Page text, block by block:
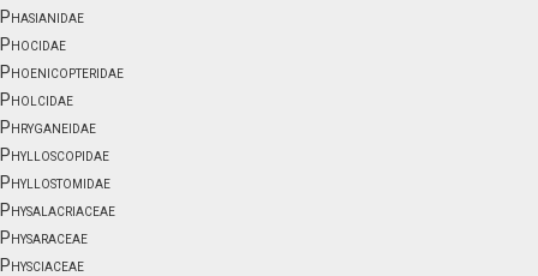
Phasianidae
Phocidae
Phoenicopteridae
Pholcidae
Phryganeidae
Phylloscopidae
Phyllostomidae
Physalacriaceae
Physaraceae
Physciaceae